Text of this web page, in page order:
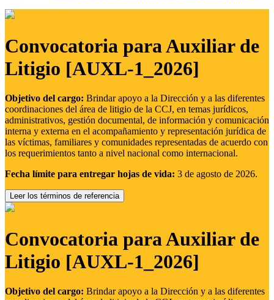
Convocatoria para Auxiliar de
Litigio [AUXL-1_2026]
Objetivo del cargo: Brindar apoyo a la Dirección y a las diferentes
coordinaciones del área de litigio de la CCJ, en temas jurídicos,
administrativos, gestión documental, de información y comunicación
interna y externa en el acompañamiento y representación jurídica de
las víctimas, familiares y comunidades representadas de acuerdo con
los requerimientos tanto a nivel nacional como internacional.
Fecha límite para entregar hojas de vida: 3 de agosto de 2026.
Leer los términos de referencia
Convocatoria para Auxiliar de
Litigio [AUXL-1_2026]
Objetivo del cargo: Brindar apoyo a la Dirección y a las diferentes